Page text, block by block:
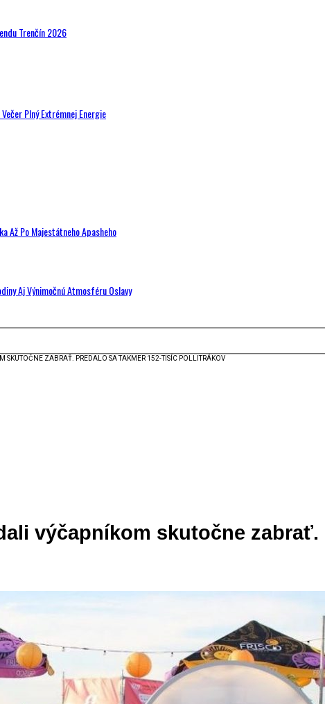
Trenčín 2026
Plný Extrémnej Energie
Až Po Majestátneho Apasheho
Aj Výnimočnú Atmosféru Oslavy
SKUTOČNE ZABRAŤ. PREDALO SA TAKMER 152-TISÍC POLLITRÁKOV
výčapníkom skutočne zabrať.